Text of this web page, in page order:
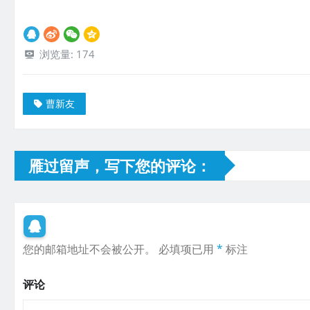
浏览量: 174
曹新友
雁过留声，写下您的评论：
您的邮箱地址不会被公开。 必填项已用 * 标注
评论